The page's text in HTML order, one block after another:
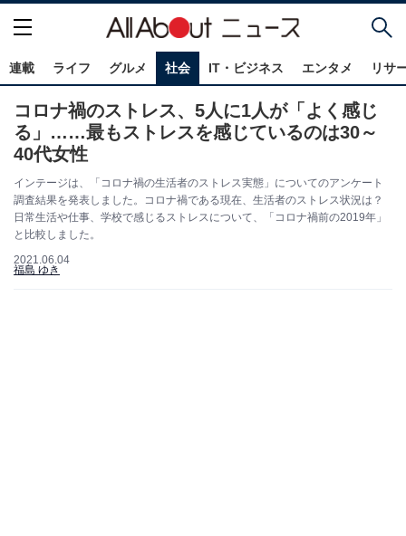
連載 ライフ グルメ 社会 IT・ビジネス エンタメ リサ
コロナ禍のストレス、5人に1人が「よく感じ
る」……最もストレスを感じているのは30～
40代女性
インテージは、「コロナ禍の生活者のストレス実態」についてのアンケート
調査結果を発表しました。コロナ禍である現在、生活者のストレス状況は？
日常生活や仕事、学校で感じるストレスについて、「コロナ禍前の2019年」
と比較しました。
2021.06.04
福島 ゆき